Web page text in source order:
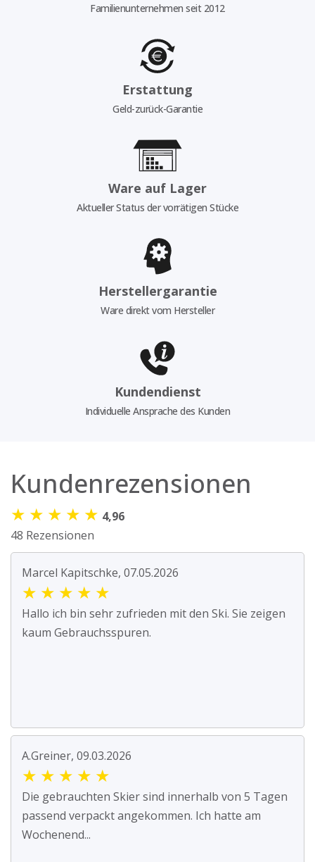
Familienunternehmen seit 2012
Erstattung
Geld-zurück-Garantie
Ware auf Lager
Aktueller Status der vorrätigen Stücke
Herstellergarantie
Ware direkt vom Hersteller
Kundendienst
Individuelle Ansprache des Kunden
Kundenrezensionen
★ ★ ★ ★ ★ 4,96
48 Rezensionen
Marcel Kapitschke, 07.05.2026
★ ★ ★ ★ ★
Hallo ich bin sehr zufrieden mit den Ski. Sie zeigen
kaum Gebrauchsspuren.
A.Greiner, 09.03.2026
★ ★ ★ ★ ★
Die gebrauchten Skier sind innerhalb von 5 Tagen
passend verpackt angekommen. Ich hatte am
Wochenend...